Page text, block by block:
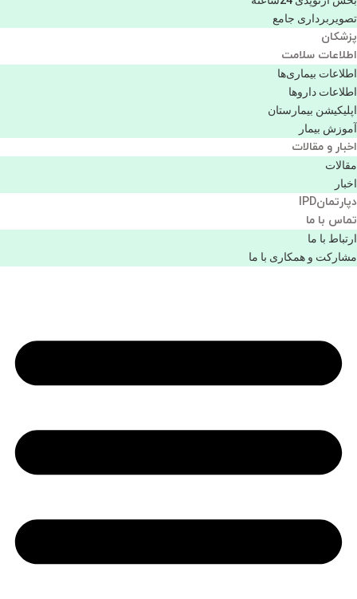
تصویربرداری جامع
پزشكان
اطلاعات سلامت
اطلاعات بیماری‌ها
اطلاعات دارو‌ها
اپليكيشن بيمارستان
آموزش بیمار
اخبار و مقالات
مقالات
اخبار
دپارتمانIPD
تماس با ما
ارتباط با ما
مشاركت و همكاری با ما